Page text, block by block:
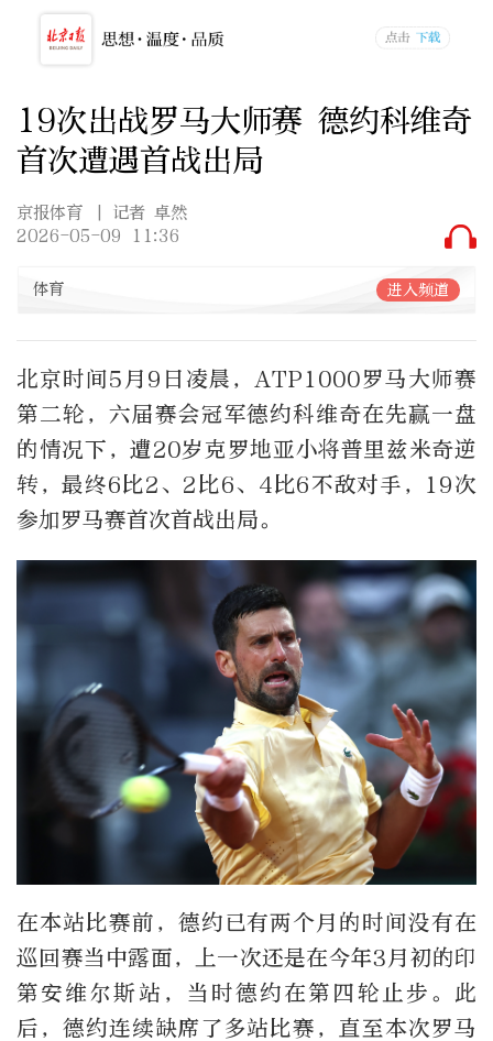
19次出战罗马大师赛 德约科维奇
首次遭遇首战出局
京报体育
| 记者 卓然
2026-05-09 11:36
体育 进入频道
北京时间5月9日凌晨，ATP1000罗马大师赛
第二轮，六届赛会冠军德约科维奇在先赢一盘
的情况下，遭20岁克罗地亚小将普里兹米奇逆
转，最终6比2、2比6、4比6不敌对手，19次
参加罗马赛首次首战出局。
在本站比赛前，德约已有两个月的时间没有在
巡回赛当中露面，上一次还是在今年3月初的印
第安维尔斯站，当时德约在第四轮止步。此
后，德约连续缺席了多站比赛，直至本次罗马